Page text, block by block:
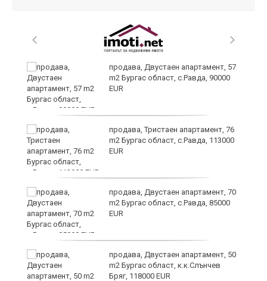
продава, Двустаен апартамент, 57
m2 Бургас област, с.Равда, 90000
EUR
продава, Тристаен апартамент, 76
m2 Бургас област, с.Равда, 113000
EUR
продава, Двустаен апартамент, 70
m2 Бургас област, с.Равда, 85000
EUR
продава, Двустаен апартамент, 50
m2 Бургас област, к.к.Слънчев
Бряг, 118000 EUR